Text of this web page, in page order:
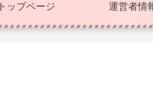
トップページ 運営者情